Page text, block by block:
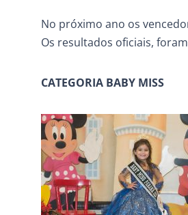
No próximo ano os
Os resultados oficiais,
CATEGORIA BABY MISS